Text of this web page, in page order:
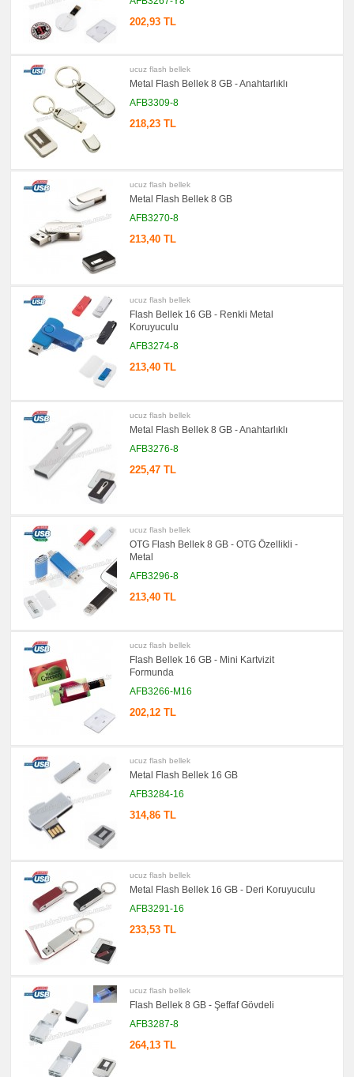
202,93 TL
ucuz flash bellek
Metal Flash Bellek 8 GB - Anahtarlıklı
AFB3309-8
218,23 TL
ucuz flash bellek
Metal Flash Bellek 8 GB
AFB3270-8
213,40 TL
ucuz flash bellek
Flash Bellek 16 GB - Renkli Metal
Koruyuculu
AFB3274-8
213,40 TL
ucuz flash bellek
Metal Flash Bellek 8 GB - Anahtarlıklı
AFB3276-8
225,47 TL
ucuz flash bellek
OTG Flash Bellek 8 GB - OTG Özellikli -
Metal
AFB3296-8
213,40 TL
ucuz flash bellek
Flash Bellek 16 GB - Mini Kartvizit
Formunda
AFB3266-M16
202,12 TL
ucuz flash bellek
Metal Flash Bellek 16 GB
AFB3284-16
314,86 TL
ucuz flash bellek
Metal Flash Bellek 16 GB - Deri Koruyuculu
AFB3291-16
233,53 TL
ucuz flash bellek
Flash Bellek 8 GB - Şeffaf Gövdeli
AFB3287-8
264,13 TL
Flash
Bellek
Bellekli
Kalem
promosyon
Tüm
ürünler
gösteriliyor
promosyon
Ajanda
Organizer
promosyon
Matara
&
Termos
&
Ürünler
promosyon
Anahtarlık
promosyon
Makinesi
Aynası
&
Manikür
Seti
promosyon
Şerit
Metre
Çakı
&
El
Feneri
promosyon
Çakmak
Küllük
Masa
Çanta
Askısı
promosyon
PowerBank
promosyon
Kalem
promosyon
Kalem
Seti
promosyon
promosyon
Kartvizitlik
promosyon
Radyo
promosyon
Takvim
&
Bloknot
Bardak
Altlığı
&
Para
Tabağı
promosyon
Evrak
Çantası